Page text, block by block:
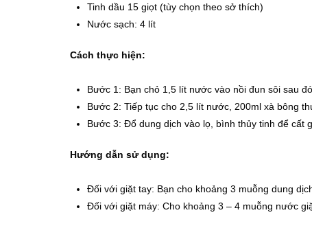
Tinh dầu 15 giọt (tùy chọn theo sở thích)
Nước sạch: 4 lít
Cách thực hiện:
Bước 1: Bạn chỏ 1,5 lít nước vào nồi đun sôi sau
Bước 2: Tiếp tục cho 2,5 lít nước, 200ml xà bông
Bước 3: Đổ dung dịch vào lọ, bình thủy tinh để cất
Hướng dẫn sử dụng:
Đối với giặt tay: Bạn cho khoảng 3 muỗng dung
Đối với giặt máy: Cho khoảng 3 – 4 muỗng nước